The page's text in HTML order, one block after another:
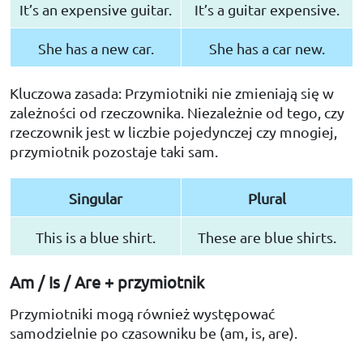
It’s an expensive guitar. It’s a guitar expensive.
She has a new car. She has a car new.
Kluczowa zasada: Przymiotniki nie zmieniają się w
zależności od rzeczownika. Niezależnie od tego, czy
rzeczownik jest w liczbie pojedynczej czy mnogiej,
przymiotnik pozostaje taki sam.
Singular Plural
This is a blue shirt. These are blue shirts.
Am / Is / Are + przymiotnik
Przymiotniki mogą również występować
samodzielnie po czasowniku be (am, is, are).